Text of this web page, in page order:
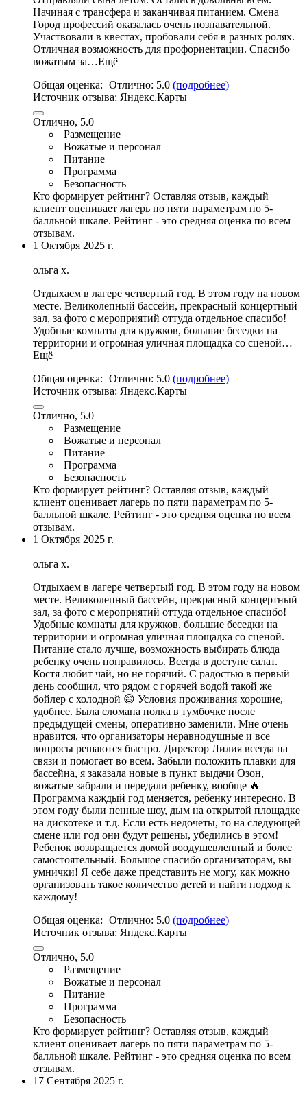
Начиная с трансфера и заканчивая питанием. Смена
Город профессий оказалась очень познавательной.
Участвовали в квестах, пробовали себя в разных ролях.
Отличная возможность для профориентации. Спасибо
вожатым за…Ещё
Общая оценка: Отлично: 5.0 (подробнее)
Источник отзыва: Яндекс.Карты
Отлично, 5.0
Размещение
Вожатые и персонал
Питание
Программа
Безопасность
Кто формирует рейтинг? Оставляя отзыв, каждый
клиент оценивает лагерь по пяти параметрам по 5-
балльной шкале. Рейтинг - это средняя оценка по всем
отзывам.
1 Октября 2025 г.
ольга х.
Отдыхаем в лагере четвертый год. В этом году на новом
месте. Великолепный бассейн, прекрасный концертный
зал, за фото с мероприятий оттуда отдельное спасибо!
Удобные комнаты для кружков, большие беседки на
территории и огромная уличная площадка со сценой…
Ещё
Общая оценка: Отлично: 5.0 (подробнее)
Источник отзыва: Яндекс.Карты
Отлично, 5.0
Размещение
Вожатые и персонал
Питание
Программа
Безопасность
Кто формирует рейтинг? Оставляя отзыв, каждый
клиент оценивает лагерь по пяти параметрам по 5-
балльной шкале. Рейтинг - это средняя оценка по всем
отзывам.
1 Октября 2025 г.
ольга х.
Отдыхаем в лагере четвертый год. В этом году на новом
месте. Великолепный бассейн, прекрасный концертный
зал, за фото с мероприятий оттуда отдельное спасибо!
Удобные комнаты для кружков, большие беседки на
территории и огромная уличная площадка со сценой.
Питание стало лучше, возможность выбирать блюда
ребенку очень понравилось. Всегда в доступе салат.
Костя любит чай, но не горячий. С радостью в первый
день сообщил, что рядом с горячей водой такой же
бойлер с холодной 😄 Условия проживания хорошие,
удобнее. Была сломана полка в тумбочке после
предыдущей смены, оперативно заменили. Мне очень
нравится, что организаторы неравнодушные и все
вопросы решаются быстро. Директор Лилия всегда на
связи и помогает во всем. Забыли положить плавки для
бассейна, я заказала новые в пункт выдачи Озон,
вожатые забрали и передали ребенку, вообще 🔥
Программа каждый год меняется, ребенку интересно. В
этом году были пенные шоу, дым на открытой площадке
на дискотеке и т.д. Если есть недочеты, то на следующей
смене или год они будут решены, убедились в этом!
Ребенок возвращается домой воодушевленный и более
самостоятельный. Большое спасибо организаторам, вы
умнички! Я себе даже представить не могу, как можно
организовать такое количество детей и найти подход к
каждому!
Общая оценка: Отлично: 5.0 (подробнее)
Источник отзыва: Яндекс.Карты
Отлично, 5.0
Размещение
Вожатые и персонал
Питание
Программа
Безопасность
Кто формирует рейтинг? Оставляя отзыв, каждый
клиент оценивает лагерь по пяти параметрам по 5-
балльной шкале. Рейтинг - это средняя оценка по всем
отзывам.
17 Сентября 2025 г.